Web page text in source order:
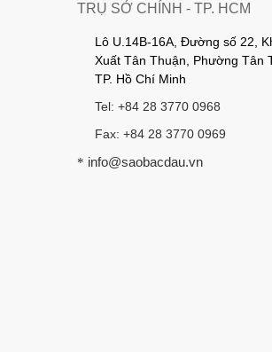
TRỤ SỞ CHÍNH - TP. HCM
Lô U.14B-16A, Đường số 22,
Xuất Tân Thuận, Phường Tân
TP. Hồ Chí Minh
Tel: +84 28 3770 0968
Fax: +84 28 3770 0969
* info@saobacdau.vn